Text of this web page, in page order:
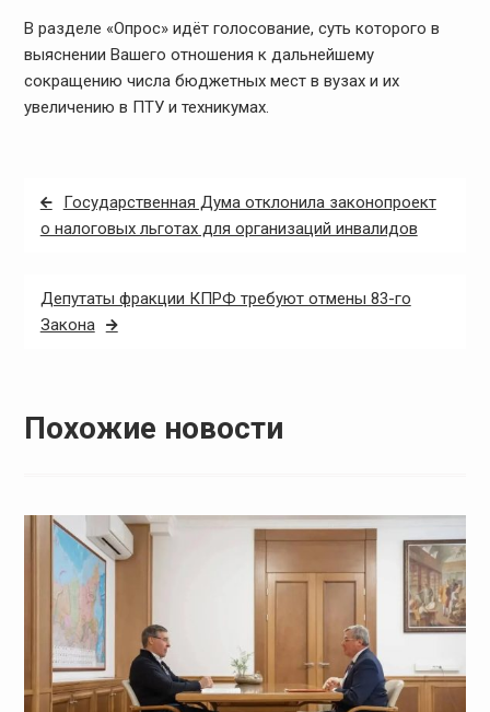
В разделе «Опрос»идёт голосование, суть которого в
выяснении Вашего отношения к дальнейшему
сокращению числа бюджетных мест в вузах и их
увеличению в ПТУ и техникумах.
Навигация
по
Государственная Дума отклонила законопроект
о налоговых льготах для организаций инвалидов
Депутаты фракции КПРФ требуют отмены 83-го
Закона
Похожие новости